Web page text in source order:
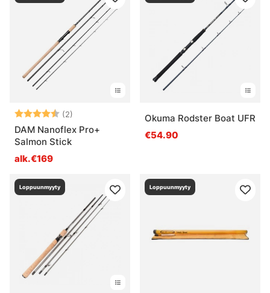
Arvio: (2)
4.5 5:sta tähdestä
DAM Nanoflex Pro+
Salmon Stick
alk.€169
Okuma Rodster Boat UFR
€54.90
Loppuunmyyty Loppuunmyyty